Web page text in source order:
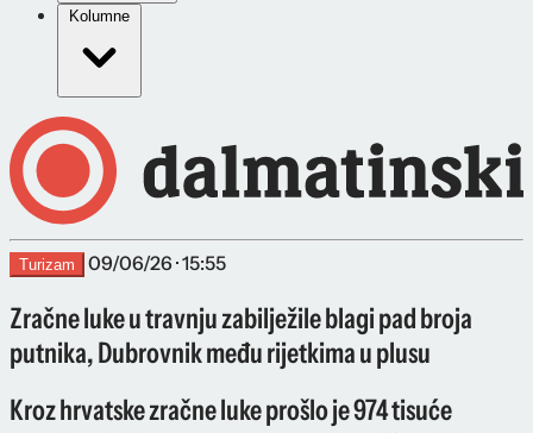
Kolumne
Turizam 09/06/26 · 15:55
Zračne luke u travnju zabilježile blagi pad broja
putnika, Dubrovnik među rijetkima u plusu
Kroz hrvatske zračne luke prošlo je 974 tisuće